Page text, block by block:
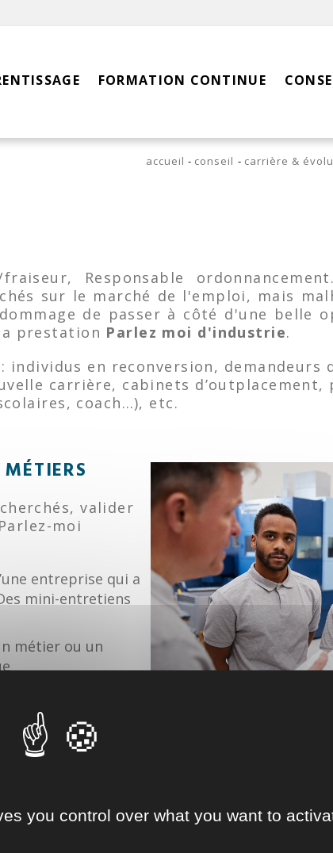
FORMATION CONTINUE
accueil conseil carrière &
Responsable
sur le marché de l'emploi, mais
de passer à côté d'une belle
prestation Parlez moi d'industrie.
en reconversion, demandeurs
carrière, cabinets
coach…), etc.
valider
moi
entreprise qui a
mini-entretiens
métier ou un
you control over what you want to